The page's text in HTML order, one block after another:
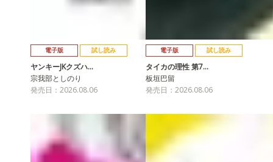
電子版 試し読み
ヤンキーJKクズハ…
宗我部としのり
発売日：2026.08.06
電子版 試し読み
タイカの理性 第7…
板垣巴留
発売日：2026.08.06